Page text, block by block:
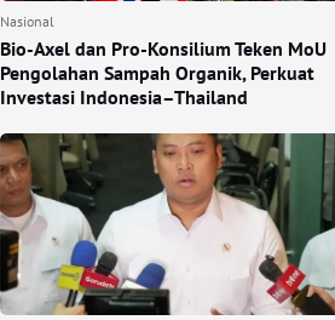
Nasional
Bio-Axel dan Pro-Konsilium Teken MoU
Pengolahan Sampah Organik, Perkuat
Investasi Indonesia–Thailand